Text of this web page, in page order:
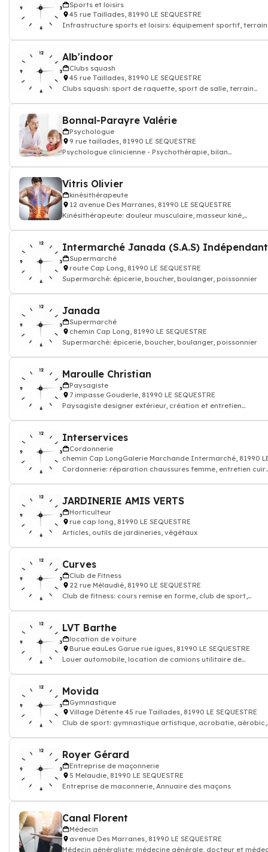
Sports et loisirs
45 rue Taillades, 81990 LE SEQUESTRE
Infrastructure sports et loisirs: équipement sportif,
Alb'indoor
Clubs squash
45 rue Taillades, 81990 LE SEQUESTRE
Clubs squash: sport de raquette, sport de salle, terrain
Bonnal-Parayre Valérie
Psychologue
9 rue taillades, 81990 LE SEQUESTRE
Psychologue clinicienne - Psychothérapie, bilan
Vitris Olivier
kinésithérapeute
12 avenue Des Marranes, 81990 LE SEQUESTRE
Kinésithérapeute: douleur musculaire, masseur kiné,
Intermarché Janada (S.A.S) Indépendant
Supermarché
route Cap Long, 81990 LE SEQUESTRE
Supermarché: épicerie, boucher, boulanger, poissonnier
Janada
Supermarché
chemin Cap Long, 81990 LE SEQUESTRE
Supermarché: épicerie, boucher, boulanger, poissonnier
Maroulle Christian
Paysagiste
7 impasse Gouderle, 81990 LE SEQUESTRE
Paysagiste designer extérieur, création et entretien
Interservices
Cordonnerie
chemin Cap LongGalerie Marchande Intermarché, 81990 LE
Cordonnerie: réparation chaussures femme, entretien cuir
JARDINERIE AMIS VERTS
Horticulteur
rue cap long, 81990 LE SEQUESTRE
Articles, outils de jardineries, végétaux
Curves
Club de Fitness
22 rue Mélaudié, 81990 LE SEQUESTRE
Club de fitness: cours remise en forme, club de sport,
LVT Barthe
location de voiture
Burue eauLes Garue rue igues, 81990 LE SEQUESTRE
Louer automobile, location de camions utilitaire de
Movida
Gymnastique
Village Détente 45 rue Taillades, 81990 LE SEQUESTRE
Club de sport: gymnastique artistique, acrobatie, aérobic,
Royer Gérard
Entreprise de maçonnerie
5 Melaudie, 81990 LE SEQUESTRE
Entreprise de maconnerie, Annuaire des maçons
Canal Florent
Médecin
avenue Des Marranes, 81990 LE SEQUESTRE
Médecin généraliste: médecine générale, docteur et